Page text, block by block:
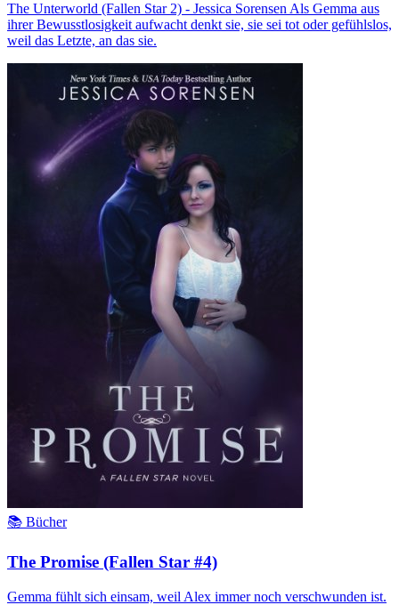
The Unterworld (Fallen Star 2) - Jessica Sorensen Als Gemma aus
ihrer Bewusstlosigkeit aufwacht denkt sie, sie sei tot oder gefühlslos,
weil das Letzte, an das sie.
📚 Bücher
The Promise (Fallen Star #4)
Gemma fühlt sich einsam, weil Alex immer noch verschwunden ist.